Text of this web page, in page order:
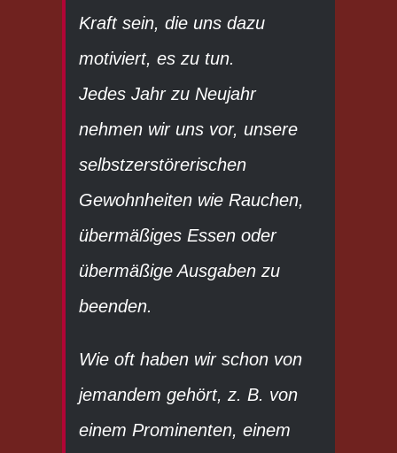
Kraft sein, die uns dazu
motiviert, es zu tun.
Jedes Jahr zu Neujahr
nehmen wir uns vor, unsere
selbstzerstörerischen
Gewohnheiten wie Rauchen,
übermäßiges Essen oder
übermäßige Ausgaben zu
beenden.
Wie oft haben wir schon von
jemandem gehört, z. B. von
einem Prominenten, einem